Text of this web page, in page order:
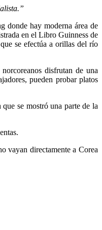
donde hay moderna área de
en el Libro Guinness de
se efectúa a orillas del río
disfrutan de una
pueden probar platos
que se mostró una parte de la
vayan directamente a Corea